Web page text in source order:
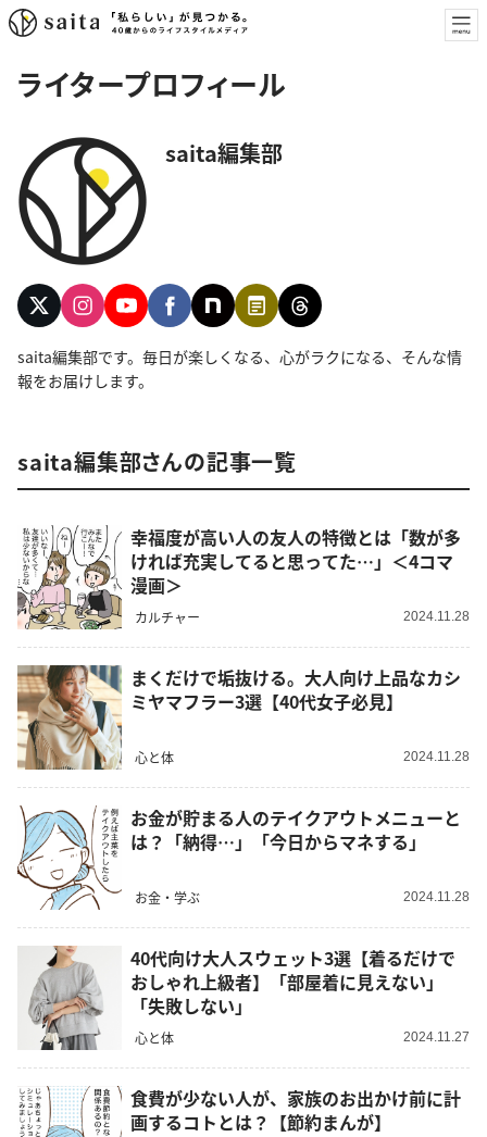
ライタープロフィール
saita編集部
saita編集部です。毎日が楽しくなる、心がラクになる、そんな情
報をお届けします。
saita編集部さんの記事一覧
幸福度が高い人の友人の特徴とは「数が多
ければ充実してると思ってた…」＜4コマ
漫画＞
カルチャー 2024.11.28
まくだけで垢抜ける。大人向け上品なカシ
ミヤマフラー3選【40代女子必見】
心と体 2024.11.28
お金が貯まる人のテイクアウトメニューと
は？「納得…」「今日からマネする」
お金・学ぶ 2024.11.28
40代向け大人スウェット3選【着るだけで
おしゃれ上級者】「部屋着に見えない」
「失敗しない」
心と体 2024.11.27
食費が少ない人が、家族のお出かけ前に計
画するコトとは？【節約まんが】